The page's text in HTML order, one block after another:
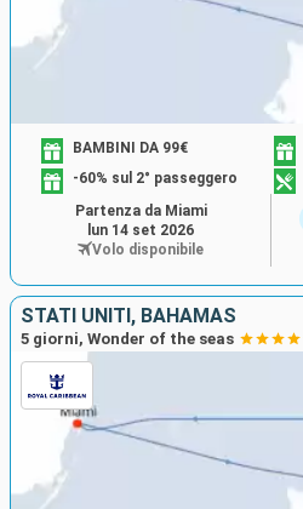
BAMBINI DA 99€
-60% sul 2° passeggero
Partenza da Miami
lun 14 set 2026
Volo disponibile
STATI UNITI, BAHAMAS
5 giorni, Wonder of the seas